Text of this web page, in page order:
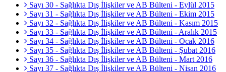
Sayı 30 - Sağlıkta Dış İlişkiler ve AB Bülteni - Eylül 2015
Sayı 31 - Sağlıkta Dış İlişkiler ve AB Bülteni - Ekim 2015
Sayı 32 - Sağlıkta Dış İlişkiler ve AB Bülteni - Kasım 2015
Sayı 33 - Sağlıkta Dış İlişkiler ve AB Bülteni - Aralık 2015
Sayı 34 - Sağlıkta Dış İlişkiler ve AB Bülteni - Ocak 2016
Sayı 35 - Sağlıkta Dış İlişkiler ve AB Bülteni - Şubat 2016
Sayı 36 - Sağlıkta Dış İlişkiler ve AB Bülteni - Mart 2016
Sayı 37 - Sağlıkta Dış İlişkiler ve AB Bülteni - Nisan 2016